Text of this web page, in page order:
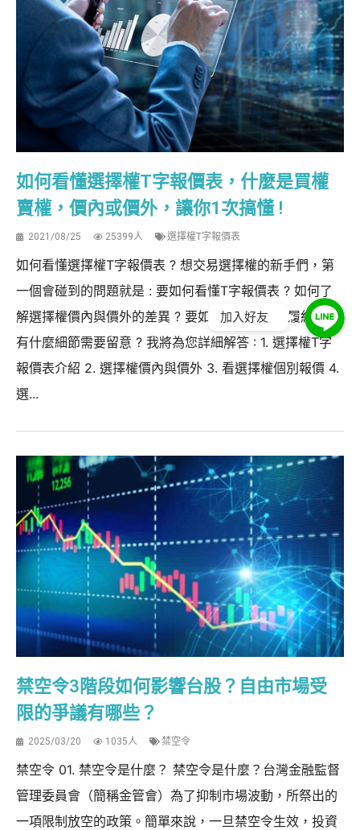
如何看懂選擇權T字報價表，什麼是買權
賣權，價內或價外，讓你1次搞懂 !
2021/08/25 25399人 選擇權T字報價表
如何看懂選擇權T字報價表 ? 想交易選擇權的新手們，第
一個會碰到的問題就是 : 要如何看懂T字報價表 ? 如何了
解選擇權價內與價外的差異 ? 要如何選擇適當的履約價 ?
有什麼細節需要留意 ? 我將為您詳細解答 : 1. 選擇權T字
報價表介紹 2. 選擇權價內與價外 3. 看選擇權個別報價 4.
選...
禁空令3階段如何影響台股？自由市場受
限的爭議有哪些？
2025/03/20 1035人 禁空令
禁空令 01. 禁空令是什麼？ 禁空令是什麼？台灣金融監督
管理委員會（簡稱金管會）為了抑制市場波動，所祭出的
一項限制放空的政策。簡單來說，一旦禁空令生效，投資
加入好友